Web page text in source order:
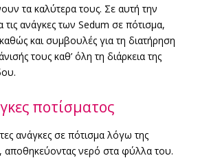
τα καλύτερα τους. Σε αυτή την
τις ανάγκες των Sedum σε πότισμα,
και συμβουλές για τη διατήρηση
τους καθ’ όλη τη διάρκεια της
ποτίσματος
ανάγκες σε πότισμα λόγω της
νερό στα φύλλα του.